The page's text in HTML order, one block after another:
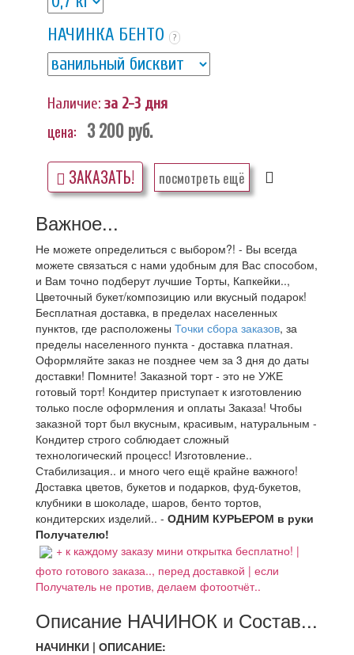
НАЧИНКА БЕНТО ?
Наличие: за 2-3 дня
цена: 3 200руб.
ЗАКАЗАТЬ! посмотреть ещё
Важное...
Не можете определиться с выбором?! - Вы всегда
можете связаться с нами удобным для Вас способом,
и Вам точно подберут лучшие Торты, Капкейки..,
Цветочный букет/композицию или вкусный подарок!
Бесплатная доставка, в пределах населенных
пунктов, где расположены Точки сбора заказов, за
пределы населенного пункта - доставка платная.
Оформляйте заказ не позднее чем за 3 дня до даты
доставки! Помните! Заказной торт - это не УЖЕ
готовый торт! Кондитер приступает к изготовлению
только после оформления и оплаты Заказа! Чтобы
заказной торт был вкусным, красивым, натуральным -
Кондитер строго соблюдает сложный
технологический процесс! Изготовление..
Стабилизация.. и много чего ещё крайне важного!
Доставка цветов, букетов и подарков, фуд-букетов,
клубники в шоколаде, шаров, бенто тортов,
кондитерских изделий.. - ОДНИМ КУРЬЕРОМ в руки
Получателю!
+ к каждому заказу мини открытка бесплатно! |
фото готового заказа.., перед доставкой | если
Получатель не против, делаем фотоотчёт..
Описание НАЧИНОК и Состав...
НАЧИНКИ | ОПИСАНИЕ: